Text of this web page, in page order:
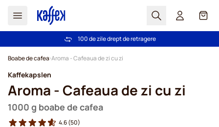
Cautare Coș
Livrare gratuită la comenzi de peste 249,00 Lei
100 de zile drept de retragere
Boabe de cafea Aroma - Cafeaua de zi cu zi
Kaffekapslen
Aroma - Cafeaua de zi cu zi
1000 g boabe de cafea
4.6(50)